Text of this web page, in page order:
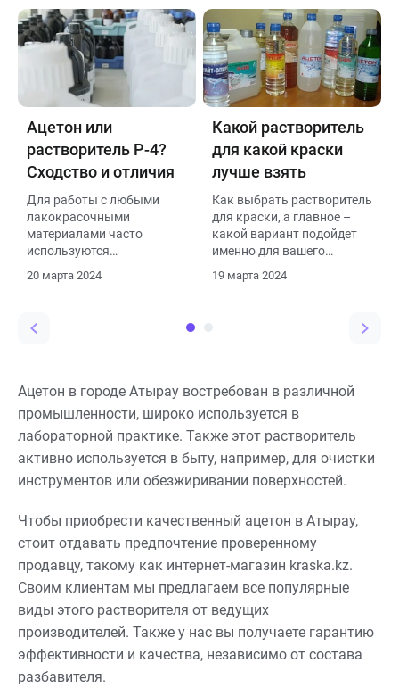
задач позволяет
сократить временные
затраты на очистку и
подготовку поверхностей.
Это особенно актуально в
условиях строгих
временных рамок, когда
каждая минута на счету.
Наличие качественного
растворителя в арсенале
успеха для
профессионалов в
строительной сфере.
Ацетон или
растворитель Р-4?
Сходство и отличия
Для работы с любыми
лакокрасочными
материалами часто
используются
которые упрощают
применяются для очистки
растворители и до
недавнего времени самым
популярным из них
являлся ацетон.
20 марта 2024
Какой растворитель
для какой краски
лучше взять
Как выбрать растворитель
для краски, а главное –
какой вариант подойдет
именно для вашего
19 марта 2024
Ацетон в городе Атырау востребован в различной
промышленности, широко используется в
лабораторной практике. Также этот растворитель
активно используется в быту, например, для очистки
инструментов или обезжиривании поверхностей.
Чтобы приобрести качественный ацетон в Атырау,
стоит отдавать предпочтение проверенному
продавцу, такому как интернет-магазин kraska.kz.
Своим клиентам мы предлагаем все популярные
виды этого растворителя от ведущих
производителей. Также у нас вы получаете гарантию
эффективности и качества, независимо от состава
разбавителя.